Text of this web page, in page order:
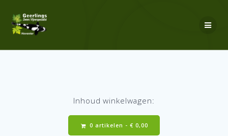
Inhoud winkelwagen:
0 artikelen - € 0,00